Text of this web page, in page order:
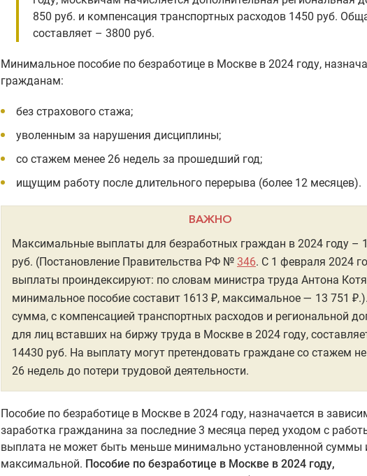
850 руб. и компенсация транспортных расходов 1450 руб.
составляет – 3800 руб.
Минимальное пособие по безработице в Москве в 2024 году,
гражданам:
без страхового стажа;
уволенным за нарушения дисциплины;
со стажем менее 26 недель за прошедший год;
ищущим работу после длительного перерыва (более 12 месяцев).
ВАЖНО
Максимальные выплаты для безработных граждан в 2024 году –
руб. (Постановление Правительства РФ № 346. С 1 февраля 2024
выплаты проиндексируют: по словам министра труда Антона
минимальное пособие составит 1613 ₽, максимальное — 13 751
сумма, с компенсацией транспортных расходов и региональной
для лиц вставших на биржу труда в Москве в 2024 году,
14430 руб. На выплату могут претендовать граждане со стажем
26 недель до потери трудовой деятельности.
Пособие по безработице в Москве в 2024 году, назначается в
заработка гражданина за последние 3 месяца перед уходом с
выплата не может быть меньше минимально установленной суммы
максимальной. Пособие по безработице в Москве в 2024 году,